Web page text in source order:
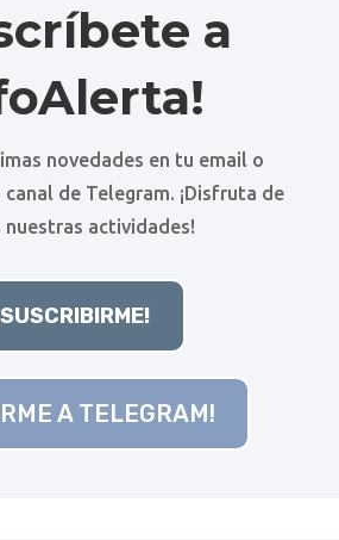
a
novedades en tu email o
de Telegram. ¡Disfruta de
nuestras actividades!
A TELEGRAM!